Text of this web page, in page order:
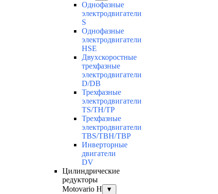
Однофазные
электродвигатели
S
Однофазные
электродвигатели
HSE
Двухскоростные
трехфазные
электродвигатели
D/DB
Трехфазные
электродвигатели
TS/TH/TP
Трехфазные
электродвигатели
TBS/TBH/TBP
Инверторные
двигатели
DV
Цилиндрические
редукторы
Motovario H
▼